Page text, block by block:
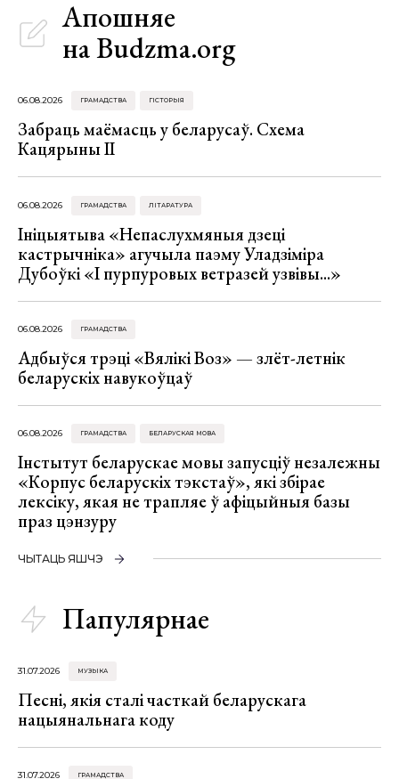
Апошняе
на Budzma.org
06.08.2026 ГРАМАДСТВА ГІСТОРЫЯ
Забраць маёмасць у беларусаў. Схема
Кацярыны ІІ
06.08.2026 ГРАМАДСТВА ЛІТАРАТУРА
Ініцыятыва «Непаслухмяныя дзеці
кастрычніка» агучыла паэму Уладзіміра
Дубоўкі «І пурпуровых ветразей узвівы...»
06.08.2026 ГРАМАДСТВА
Адбыўся трэці «Вялікі Воз» — злёт-летнік
беларускіх навукоўцаў
06.08.2026 ГРАМАДСТВА БЕЛАРУСКАЯ МОВА
Інстытут беларускае мовы запусціў незалежны
«Корпус беларускіх тэкстаў», які збірае
лексіку, якая не трапляе ў афіцыйныя базы
праз цэнзуру
ЧЫТАЦЬ ЯШЧЭ
Папулярнае
31.07.2026 МУЗЫКА
Песні, якія сталі часткай беларускага
нацыянальнага коду
31.07.2026 ГРАМАДСТВА